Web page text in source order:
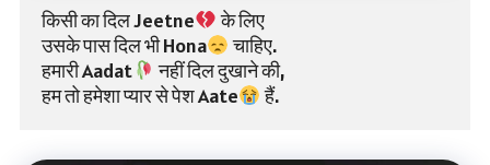
किसी का दिल Jeetne
के लिए
उसके पास दिल भी Hona
चाहिए.
हमारी Aadat
नहीं दिल दुखाने की,
हम तो हमेशा प्यार से पेश Aate
हैं.